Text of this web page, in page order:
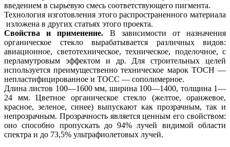
введением в сырьевую смесь соответствующего пигмента.
Технология изготовления этого распространенного материала
изложена в других статьях этого проекта.
Свойства и применение. В зависимости от назначения
органическое стекло вырабатывается различных видов:
авиационное, светотехническое, техническое, поделочное, с
перламутровым эффектом и др. Для строительных целей
используется преимущественно техническое марок ТОСН —
непластифицированное и ТОСС — сополимерное.
Длина листов 100—1600 мм, ширина 100—1400, толщина 1—
24 мм. Цветное органическое стекло (желтое, оранжевое,
красное, зеленое, синее) выпускают как прозрачным, так и
непрозрачным. Прозрачность является ценным его свойством:
оно способно пропускать до 94% лучей видимой области
спектра и до 73,5% ультрафиолетовых лучей.